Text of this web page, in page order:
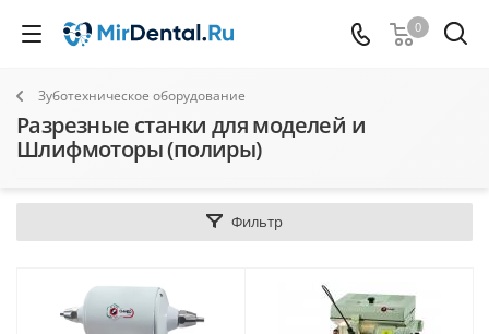
0
Зуботехническое оборудование
Разрезные станки для моделей и
Шлифмоторы (полиры)
Фильтр